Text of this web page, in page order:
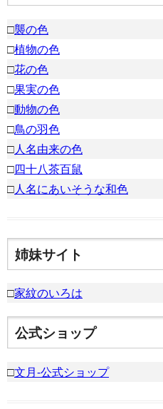
□襲の色
□植物の色
□花の色
□果実の色
□動物の色
□鳥の羽色
□人名由来の色
□四十八茶百鼠
□人名にあいそうな和色
姉妹サイト
□家紋のいろは
公式ショップ
□文月-公式ショップ